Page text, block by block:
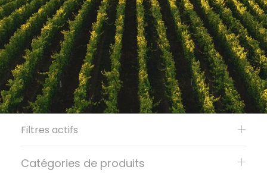
Filtres actifs
Catégories de produits